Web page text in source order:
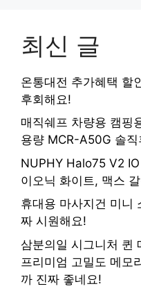
최신 글
온통대전 추가혜택 할
후회해요!
매직쉐프 차량용 캠핑
용량 MCR-A50G 솔
NUPHY Halo75 V2
이오닉 화이트, 맥스
휴대용 마사지건 미니
짜 시원해요!
삼분의일 시그니처 퀸
프리미엄 고밀도 메모
까 진짜 좋네요!